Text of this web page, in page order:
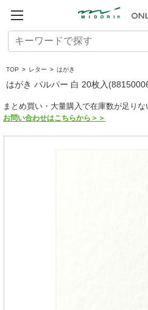
TOP > レター > はがき
はがき パルパー 白 20枚入
まとめ買い・大量購入で在庫数が足りな
お問い合わせはこちらから＞＞